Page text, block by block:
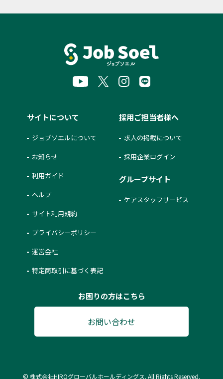
サイトについて
ジョブソエルについて
お知らせ
利用ガイド
ヘルプ
サイト利用規約
プライバシーポリシー
運営会社
特定商取引に基づく表記
採用ご担当者様へ
求人の掲載について
採用企業ログイン
グループサイト
ケアスタッフサービス
お困りの方はこちら
お問い合わせ
© 株式会社HIROグローバルホールディングス. All Rights Reserved.